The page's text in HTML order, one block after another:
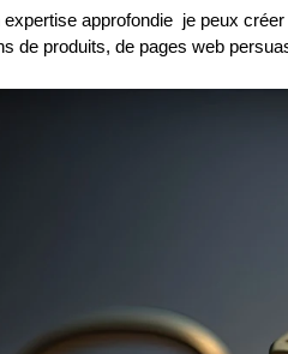
approfondie je peux
de produits, de pages web